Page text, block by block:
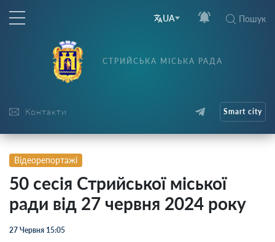
UA Пошук
Контакти
СТРИЙСЬКА МІСЬКА РАДА
Smart city
Відеорепортажі
50 сесія Стрийської міської
ради від 27 червня 2024 року
27 Червня 15:05